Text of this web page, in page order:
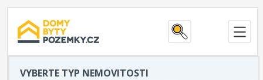
VYBERTE TYP NEMOVITOSTI